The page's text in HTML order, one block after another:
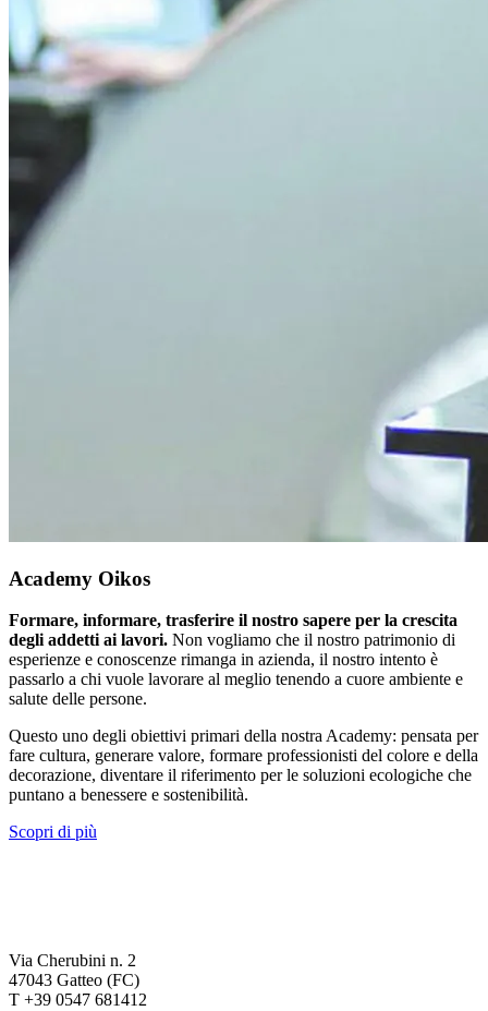
Academy Oikos
Formare, informare, trasferire il nostro sapere per la crescita
degli addetti ai lavori. Non vogliamo che il nostro patrimonio di
esperienze e conoscenze rimanga in azienda, il nostro intento è
passarlo a chi vuole lavorare al meglio tenendo a cuore ambiente e
salute delle persone.
Questo uno degli obiettivi primari della nostra Academy: pensata per
fare cultura, generare valore, formare professionisti del colore e della
decorazione, diventare il riferimento per le soluzioni ecologiche che
puntano a benessere e sostenibilità.
Scopri di più
Via Cherubini n. 2
47043 Gatteo (FC)
T +39 0547 681412